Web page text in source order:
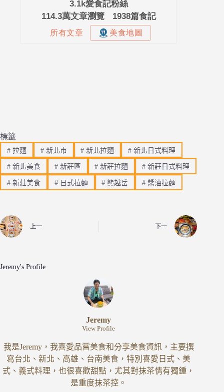
標籤
#拉麵 #新北市 # 新北拉麵 # 新北日式料理
#新北美食 #新莊區 # 新莊拉麵 # 新莊日式料理
#新莊美食 #日式拉麵 # 熊越岳 # 醬油拉麵
上一 下一
Jeremy's Profile
Jeremy
View Profile
我是Jeremy，我喜愛品嘗美食和分享美食資訊，主要撰
寫台北、新北、高雄、台南美食，特別喜愛日式、美
式、義式料理，也很喜歡甜點，尤其對抹茶情有獨鍾，
是重度抹茶控。